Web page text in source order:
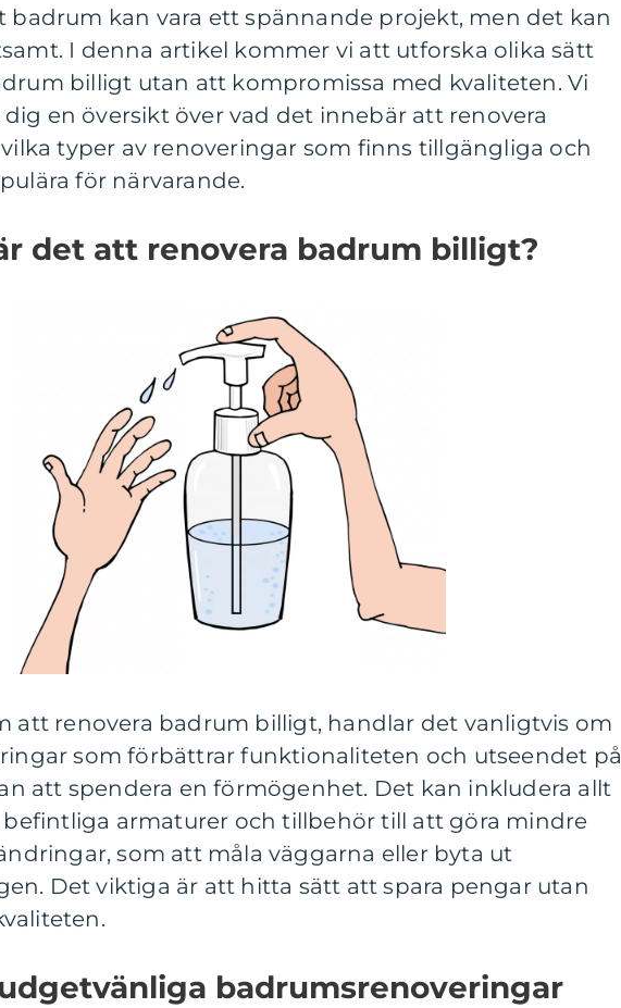
badrum kan vara ett spännande projekt, men det kan
I denna artikel kommer vi att utforska olika sätt
billigt utan att kompromissa med kvaliteten. Vi
en översikt över vad det innebär att renovera
typer av renoveringar som finns tillgängliga och
för närvarande.
det att renovera badrum billigt?
att renovera badrum billigt, handlar det vanligtvis om
som förbättrar funktionaliteten och utseendet på
att spendera en förmögenhet. Det kan inkludera allt
armaturer och tillbehör till att göra mindre
som att måla väggarna eller byta ut
Det viktiga är att hitta sätt att spara pengar utan
badrumsrenoveringar